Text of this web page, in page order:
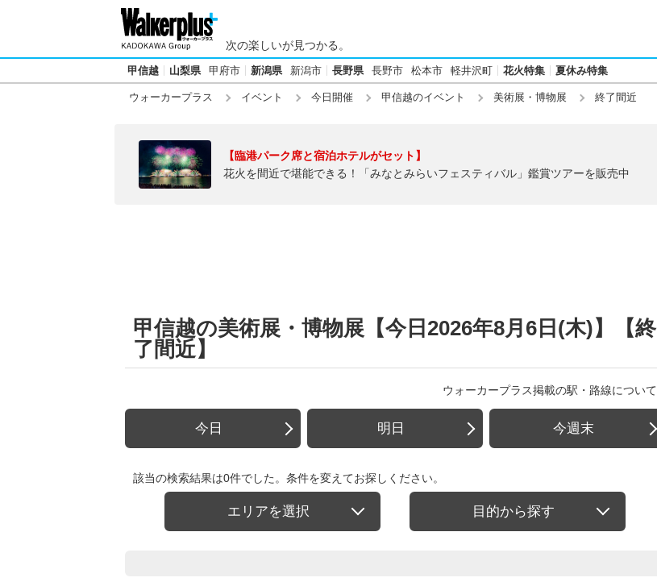
次の楽しいが見つかる。
甲信越 山梨県 甲府市 新潟県 新潟市 長野県 長野市 松本市 軽井沢町 花火特集 夏休み特集
ウォーカープラス イベント 今日開催 甲信越のイベント 美術展・博物展 終了間近
【臨港パーク席と宿泊ホテルがセット】
花火を間近で堪能できる！「みなとみらいフェスティバル」鑑賞ツアーを販売中
甲信越の美術展・博物展【今日2026年8月6日(木)】【終
了間近】
ウォーカープラス掲載の駅・路線について
今日 明日 今週末
該当の検索結果は0件でした。条件を変えてお探しください。
エリアを選択 目的から探す